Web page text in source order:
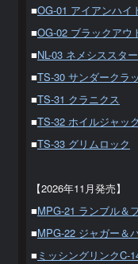
■OG-01 アイアンハイ
■OG-02 ブラックアウ
■NL-03 ネメシススタ
■TS-30 サンダークラ
■TS-31 クラニクス
■TS-32 ホイルジャック
■TS-33 グリムロック
【2026年11月発売】
■MPG-21 ランブル＆
■MPG-22 ジャガー＆
■ ミッシングリンクC-